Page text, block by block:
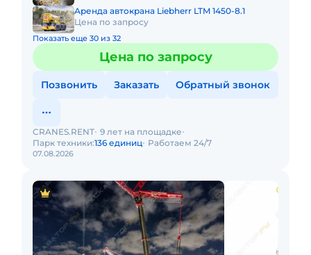
Аренда автокрана Liebherr LTM 1450-8.1
Цена по запросу
Показать еще 30 из 32
Цена по запросу
Позвонить Заказать Обратный звонок
07.08.2026
CRANES.RENT 9 лет на площадке
Парк техники:136 единиц Работаем 24/7